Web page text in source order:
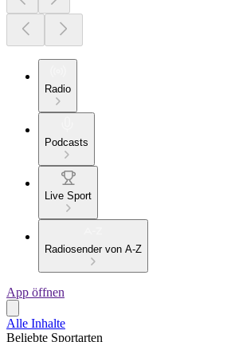
Radio
Podcasts
Live Sport
Radiosender von A-Z
App öffnen
Alle Inhalte
Beliebte Sportarten